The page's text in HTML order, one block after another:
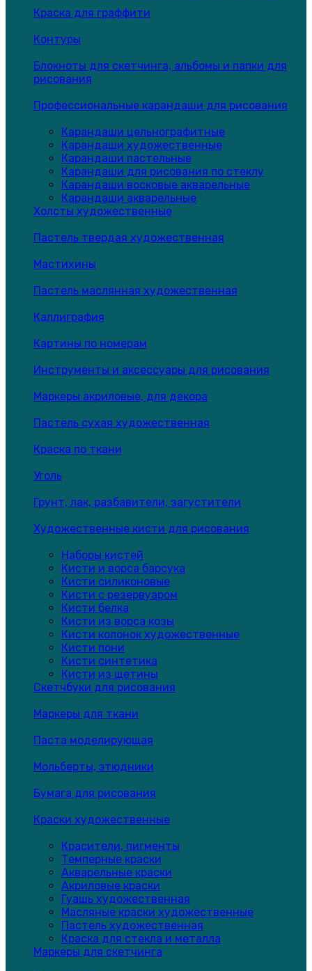
Краска для граффити
Контуры
Блокноты для скетчинга, альбомы и папки для
рисования
Профессиональные карандаши для рисования
Карандаши цельнографитные
Карандаши художественные
Карандаши пастельные
Карандаши для рисования по стеклу
Карандаши восковые акварельные
Карандаши акварельные
Холсты художественные
Пастель твердая художественная
Мастихины
Пастель маслянная художественная
Каллиграфия
Картины по номерам
Инструменты и аксессуары для рисования
Маркеры акриловые, для декора
Пастель сухая художественная
Краска по ткани
Уголь
Грунт, лак, разбавители, загустители
Художественные кисти для рисования
Наборы кистей
Кисти и ворса барсука
Кисти силиконовые
Кисти с резервуаром
Кисти белка
Кисти из ворса козы
Кисти колонок художественные
Кисти пони
Кисти синтетика
Кисти из щетины
Скетчбуки для рисования
Маркеры для ткани
Паста моделирующая
Мольберты, этюдники
Бумага для рисования
Краски художественные
Красители, пигменты
Темперные краски
Акварельные краски
Акриловые краски
Гуашь художественная
Масляные краски художественные
Пастель художественная
Краска для стекла и металла
Маркеры для скетчинга